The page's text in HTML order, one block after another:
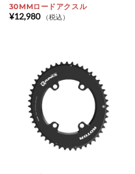
30MMロードアクスル
¥12,980 （税込）